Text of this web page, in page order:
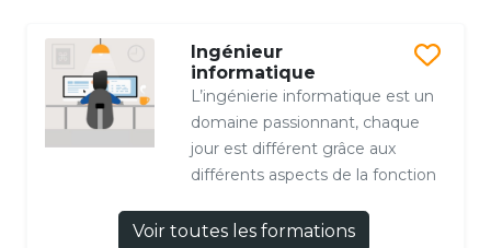
Ingénieur
informatique
L’ingénierie informatique est un
domaine passionnant, chaque
jour est différent grâce aux
différents aspects de la fonction
Voir toutes les formations